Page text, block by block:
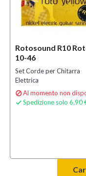
Rotosound R10
10-46
Set Corde per Chitarra
Elettrica
Al momento non
 Spedizione solo 6,90